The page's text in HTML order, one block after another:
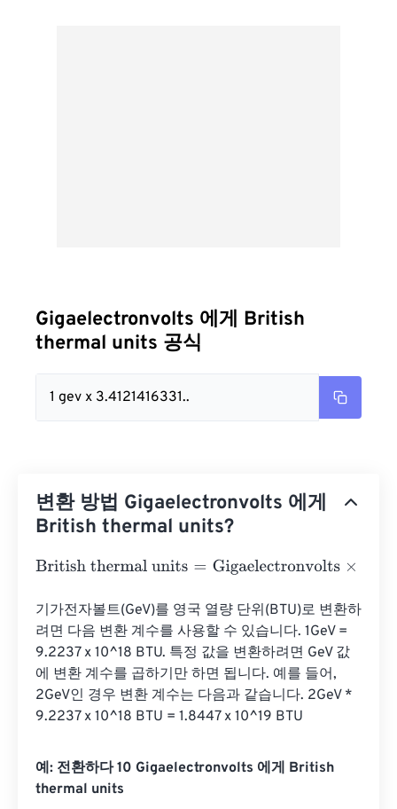
Gigaelectronvolts 에게 British
thermal units 공식
1 gev x 3.4121416331..
변환 방법 Gigaelectronvolts 에게
British thermal units?
British thermal units=Gigaelectronvolts×
기가전자볼트(GeV)를 영국 열량 단위(BTU)로 변환하
려면 다음 변환 계수를 사용할 수 있습니다. 1GeV =
9.2237 x 10^18 BTU. 특정 값을 변환하려면 GeV 값
에 변환 계수를 곱하기만 하면 됩니다. 예를 들어,
2GeV인 경우 변환 계수는 다음과 같습니다. 2GeV *
9.2237 x 10^18 BTU = 1.8447 x 10^19 BTU
예: 전환하다 10 Gigaelectronvolts 에게 British
thermal units